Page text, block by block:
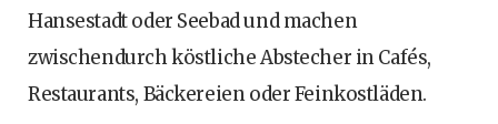
Hansestadt oder Seebad und machen
zwischendurch köstliche Abstecher in Cafés,
Restaurants, Bäckereien oder Feinkostläden.